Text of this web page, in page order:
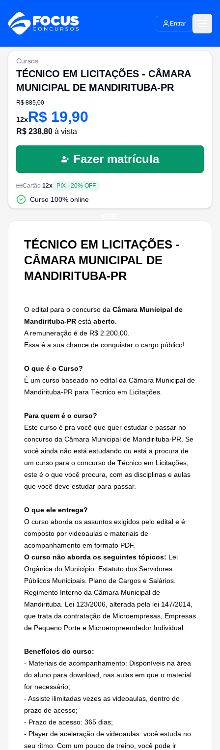
Entrar
TÉCNICO EM LICITAÇÕES -
CÂMARA MUNICIPAL DE
MANDIRITUBA-PR
O edital para o concurso da Câmara Municipal de
Mandirituba-PR está aberto.
A remuneração é de R$ 2.200,00.
Essa é a sua chance de conquistar o cargo público!
O que é o Curso?
É um curso baseado no edital da Câmara Municipal de
Mandirituba-PR para Técnico em Licitações.
Para quem é o curso?
Este curso é pra você que quer estudar e passar no
concurso da Câmara Municipal de Mandirituba-PR. Se
você ainda não está estudando ou está a procura de
um curso para o concurso de Técnico em Licitações,
este é o que você procura, com as disciplinas e aulas
que você deve estudar para passar.
O que ele entrega?
O curso aborda os assuntos exigidos pelo edital e é
composto por videoaulas e materiais de
acompanhamento em formato PDF.
O curso não aborda os seguintes tópicos: Lei
Orgânica do Município. Estatuto dos Servidores
Públicos Municipais. Plano de Cargos e Salários.
Regimento Interno da Câmara Municipal de
Mandirituba. Lei 123/2006, alterada pela lei 147/2014,
que trata da contratação de Microempresas, Empresas
de Pequeno Porte e Microempreendedor Individual.
Benefícios do curso:
- Materiais de acompanhamento: Disponíveis na área
do aluno para download, nas aulas em que o material
for necessário;
- Assiste ilimitadas vezes as videoaulas, dentro do
prazo de acesso;
- Prazo de acesso: 365 dias;
- Player de aceleração de videoaulas: você estuda no
seu ritmo. Com um pouco de treino, você pode ir
Cursos
TÉCNICO EM LICITAÇÕES - CÂMARA
MUNICIPAL DE MANDIRITUBA-PR
R$885,00
12xR$ 19,90
R$ 238,80 à vista
Fazer matrícula
Cartão 12x PIX · 20% OFF
Curso 100% online